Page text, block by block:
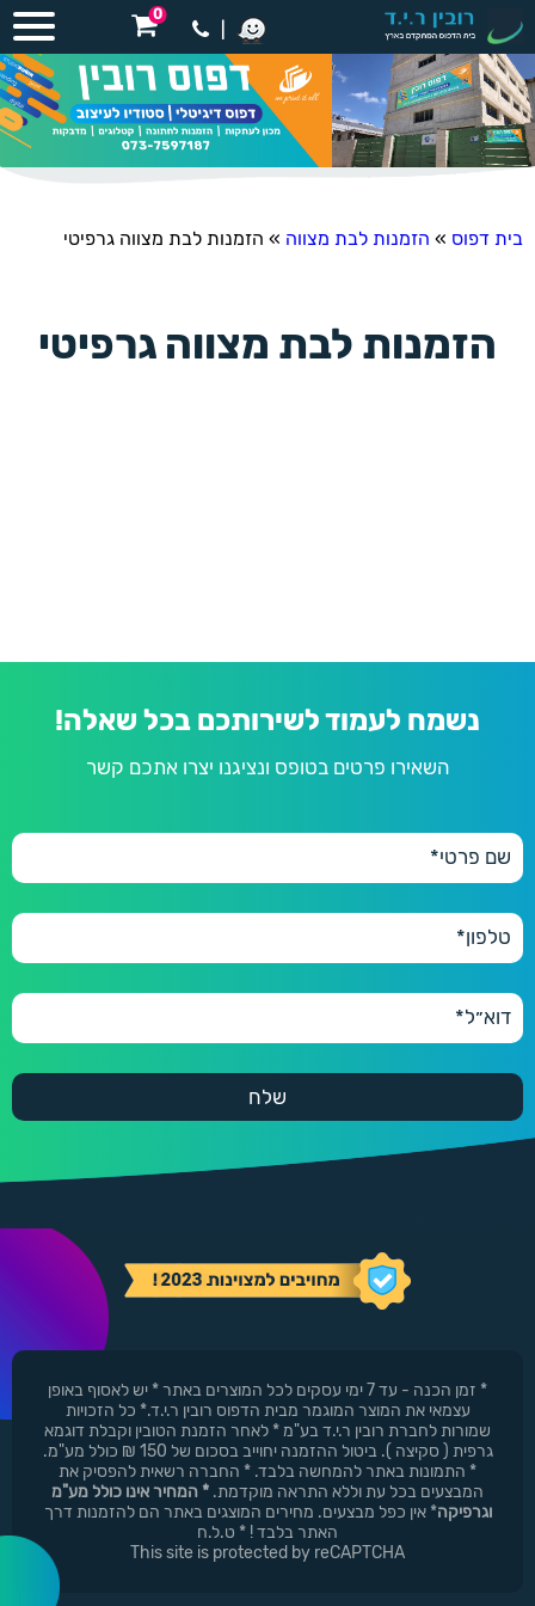
0
בית דפוס » הזמנות לבת מצווה » הזמנות לבת מצווה גרפיטי
הזמנות לבת מצווה גרפיטי
נשמח לעמוד לשירותכם בכל שאלה!
השאירו פרטים בטופס ונציגנו יצרו אתכם קשר
* זמן הכנה - עד 7 ימי עסקים לכל המוצרים באתר * יש לאסוף באופן
עצמאי את המוצר המוגמר מבית הדפוס רובין ר.י.ד.* כל הזכויות
שמורות לחברת רובין ר.י.ד בע"מ * לאחר הזמנת הטובין וקבלת דוגמא
גרפית ( סקיצה ). ביטול ההזמנה יחוייב בסכום של 150 ₪ כולל מע"מ.
* התמונות באתר להמחשה בלבד. * החברה רשאית להפסיק את
המבצעים בכל עת וללא התראה מוקדמת. * המחיר אינו כולל מע"מ
וגרפיקה* אין כפל מבצעים. מחירים המוצגים באתר הם להזמנות דרך
האתר בלבד ! * ט.ל.ח
This site is protected by reCAPTCHA